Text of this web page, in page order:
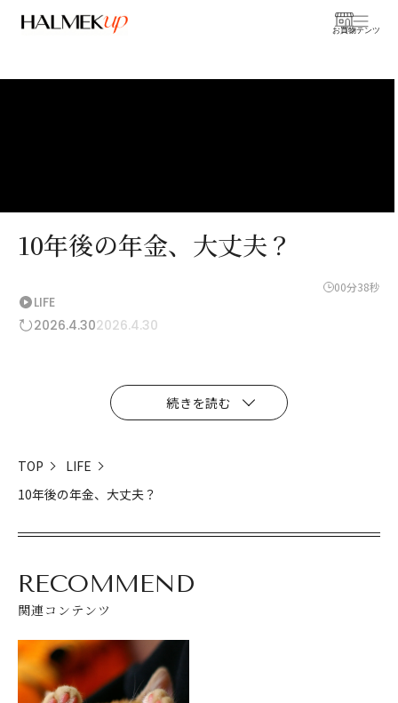
お買物
コンテンツ
10年後の年金、大丈夫？
00分38秒
LIFE
2026.4.302026.4.30
続きを読む
TOP
LIFE
10年後の年金、大丈夫？
RECOMMEND
関連コンテンツ